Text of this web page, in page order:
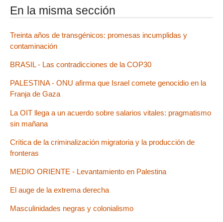
En la misma sección
Treinta años de transgénicos: promesas incumplidas y
contaminación
BRASIL - Las contradicciones de la COP30
PALESTINA - ONU afirma que Israel comete genocidio en la
Franja de Gaza
La OIT llega a un acuerdo sobre salarios vitales: pragmatismo
sin mañana
Crítica de la criminalización migratoria y la producción de
fronteras
MEDIO ORIENTE - Levantamiento en Palestina
El auge de la extrema derecha
Masculinidades negras y colonialismo